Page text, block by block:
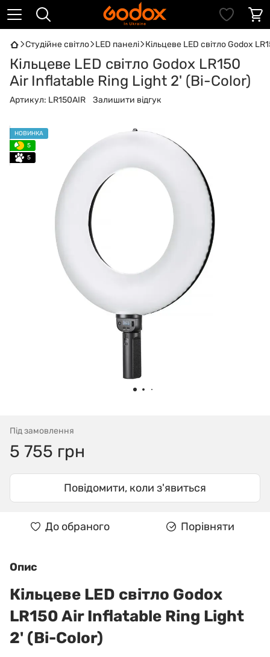
Студійне світло LED панелі Кільцеве LED світло Godox
Кільцеве LED світло Godox LR150
Air Inflatable Ring Light 2' (Bi-Color)
Артикул: LR150AIR Залишити відгук
НОВИНКА
5
5
Під замовлення
5 755 грн
Повідомити, коли з'явиться
До обраного Порівняти
Опис
Кільцеве LED світло Godox
LR150 Air Inflatable Ring Light
2' (Bi-Color)